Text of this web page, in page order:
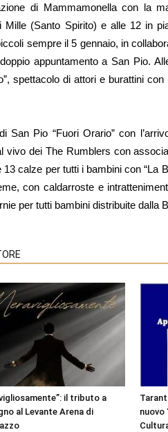
di Mammamonella con la
(Santo Spirito) e alle 12 in
sempre il 5 gennaio, in
appuntamento a San Pio.
spettacolo di attori e burattini con
San Pio “Fuori Orario” con
vivo dei The Rumblers con
calze per tutti i bambini con “La
con caldarroste e
per tutti bambini distribuite dalla
il tributo a
al Levante Arena di
nuovo